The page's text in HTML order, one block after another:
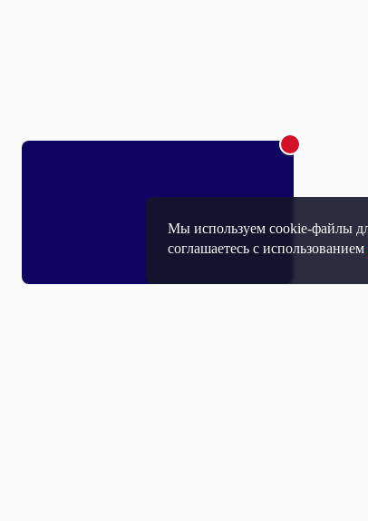
Мы используем cookie-файлы
соглашаетесь с использованием